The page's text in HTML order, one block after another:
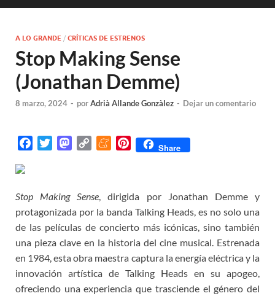
A LO GRANDE / CRÍTICAS DE ESTRENOS
Stop Making Sense
(Jonathan Demme)
8 marzo, 2024 - porAdrià Allande Gonzàlez - Dejar un comentario
b
o
o
k
t
e
r
M
o
d
o
n
L
i
n
k
M
a
m
e
P
e
r
e
s
t
Share
Stop Making Sense, dirigida por Jonathan Demme y
protagonizada por la banda Talking Heads, es no solo una
de las películas de concierto más icónicas, sino también
una pieza clave en la historia del cine musical. Estrenada
en 1984, esta obra maestra captura la energía eléctrica y la
innovación artística de Talking Heads en su apogeo,
ofreciendo una experiencia que trasciende el género del